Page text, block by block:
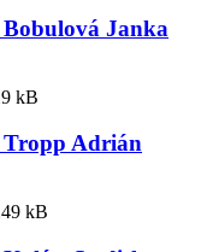
Janka
kB
Tropp Adrián
kB